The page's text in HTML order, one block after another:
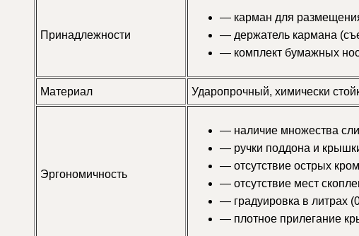
Принадлежности
— карман для
— держатель кармана
— комплект бумажных
Материал Ударопрочный, химически
Эргономичность
— наличие множества
— ручки поддона и
— отсутствие острых
— отсутствие мест
— градуировка в литрах
— плотное прилегание